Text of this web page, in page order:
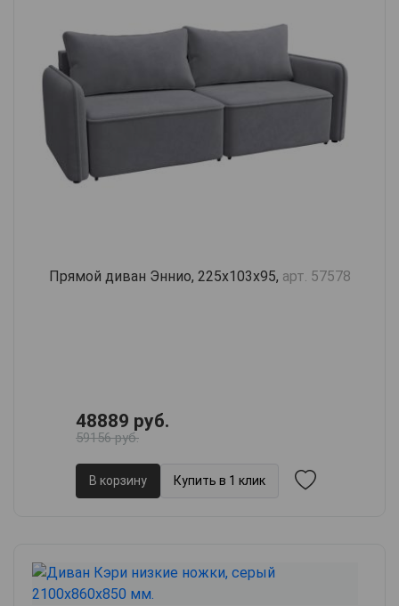
Прямой диван Эннио, 225х103х95, арт. 57578
48889 руб.
59156 руб.
В корзину Купить в 1 клик